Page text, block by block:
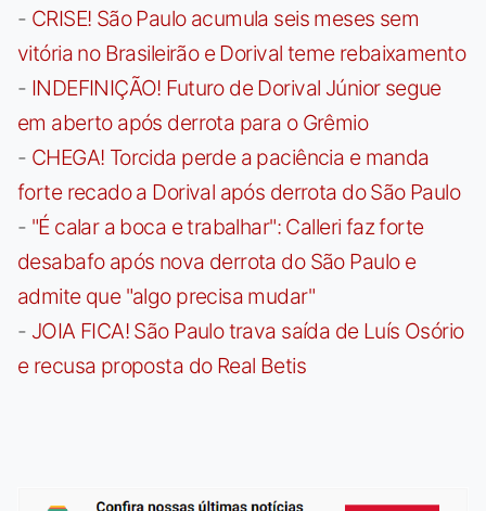
- CRISE! São Paulo acumula seis meses sem
vitória no Brasileirão e Dorival teme rebaixamento
- INDEFINIÇÃO! Futuro de Dorival Júnior segue
em aberto após derrota para o Grêmio
- CHEGA! Torcida perde a paciência e manda
forte recado a Dorival após derrota do São Paulo
- "É calar a boca e trabalhar": Calleri faz forte
desabafo após nova derrota do São Paulo e
admite que "algo precisa mudar"
- JOIA FICA! São Paulo trava saída de Luís Osório
e recusa proposta do Real Betis